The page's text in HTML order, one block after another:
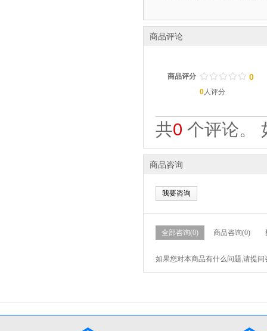
商品评论
商品评分 / / / / /
. . . . . 0
0人评分
共0 个评论。
商品咨询
我要咨询
全部咨询(0) 商品咨询(0)
如果您对本商品有什么问题,请提问